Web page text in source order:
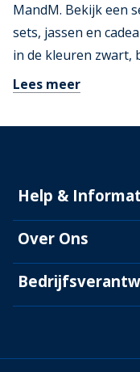
MandM. Bekijk een
sets, jassen en
in de kleuren zwart,
Lees meer
Help &
Over Ons